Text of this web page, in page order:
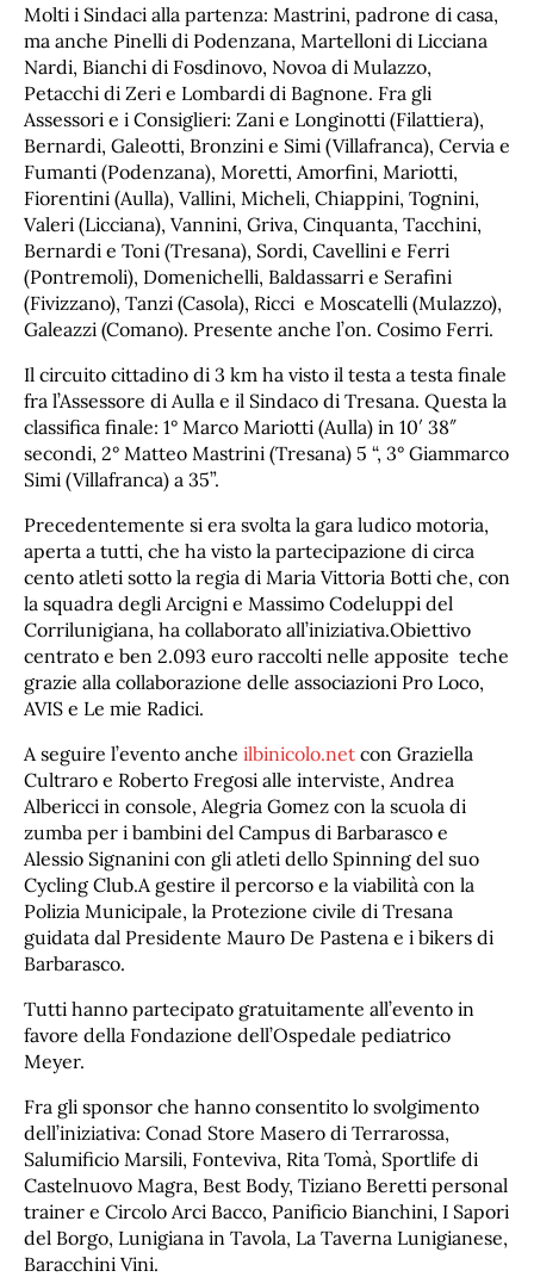
Molti i Sindaci alla partenza: Mastrini, padrone di casa,
ma anche Pinelli di Podenzana, Martelloni di Licciana
Nardi, Bianchi di Fosdinovo, Novoa di Mulazzo,
Petacchi di Zeri e Lombardi di Bagnone. Fra gli
Assessori e i Consiglieri: Zani e Longinotti (Filattiera),
Bernardi, Galeotti, Bronzini e Simi (Villafranca), Cervia e
Fumanti (Podenzana), Moretti, Amorfini, Mariotti,
Fiorentini (Aulla), Vallini, Micheli, Chiappini, Tognini,
Valeri (Licciana), Vannini, Griva, Cinquanta, Tacchini,
Bernardi e Toni (Tresana), Sordi, Cavellini e Ferri
(Pontremoli), Domenichelli, Baldassarri e Serafini
(Fivizzano), Tanzi (Casola), Ricci e Moscatelli (Mulazzo),
Galeazzi (Comano). Presente anche l’on. Cosimo Ferri.
Il circuito cittadino di 3 km ha visto il testa a testa finale
fra l’Assessore di Aulla e il Sindaco di Tresana. Questa la
classifica finale: 1° Marco Mariotti (Aulla) in 10′ 38″
secondi, 2° Matteo Mastrini (Tresana) 5 “, 3° Giammarco
Simi (Villafranca) a 35”.
Precedentemente si era svolta la gara ludico motoria,
aperta a tutti, che ha visto la partecipazione di circa
cento atleti sotto la regia di Maria Vittoria Botti che, con
la squadra degli Arcigni e Massimo Codeluppi del
Corrilunigiana, ha collaborato all’iniziativa.Obiettivo
centrato e ben 2.093 euro raccolti nelle apposite teche
grazie alla collaborazione delle associazioni Pro Loco,
AVIS e Le mie Radici.
A seguire l’evento anche ilbinicolo.net con Graziella
Cultraro e Roberto Fregosi alle interviste, Andrea
Albericci in console, Alegria Gomez con la scuola di
zumba per i bambini del Campus di Barbarasco e
Alessio Signanini con gli atleti dello Spinning del suo
Cycling Club.A gestire il percorso e la viabilità con la
Polizia Municipale, la Protezione civile di Tresana
guidata dal Presidente Mauro De Pastena e i bikers di
Barbarasco.
Tutti hanno partecipato gratuitamente all’evento in
favore della Fondazione dell’Ospedale pediatrico
Meyer.
Fra gli sponsor che hanno consentito lo svolgimento
dell’iniziativa: Conad Store Masero di Terrarossa,
Salumificio Marsili, Fonteviva, Rita Tomà, Sportlife di
Castelnuovo Magra, Best Body, Tiziano Beretti personal
trainer e Circolo Arci Bacco, Panificio Bianchini, I Sapori
del Borgo, Lunigiana in Tavola, La Taverna Lunigianese,
Baracchini Vini.